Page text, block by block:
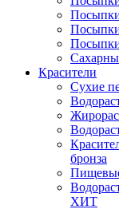
Красители
Сухие
бронза
ХИТ